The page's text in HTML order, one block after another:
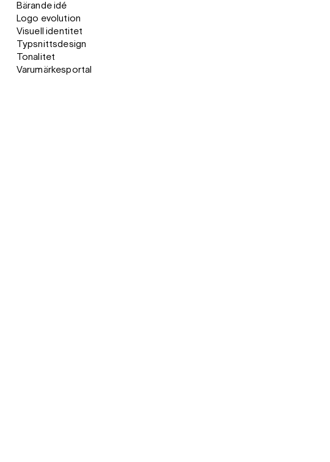
Bärande idé
Logo evolution
Visuell identitet
Typsnittsdesign
Tonalitet
Varumärkesportal